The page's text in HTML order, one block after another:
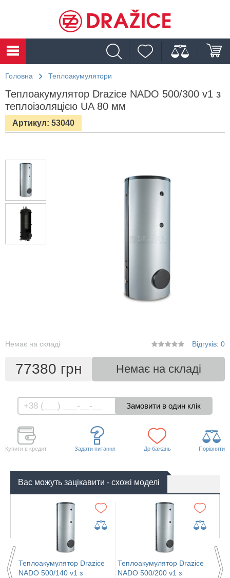
Головна Теплоакумулятори
Теплоакумулятор Drazice NADO 500/300 v1 з
теплоізоляцією UA 80 мм
Артикул: 53040
Немає на складі Відгуків: 0
77380 грн Немає на складі
Купити в кредит Задати питання До бажань Порівняти
Вас можуть зацікавити - схожі моделі
Теплоакумулятор Drazice
NADO 500/140 v1 з
Теплоакумулятор Drazice
NADO 500/200 v1 з